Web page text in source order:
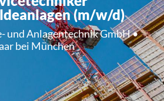
(m/w/d)
und Anlagentechnik GmbH •
bei München